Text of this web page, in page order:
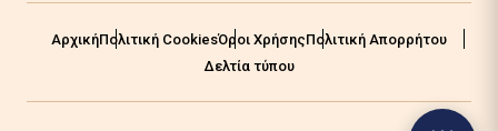
ΑρχικήΠολιτική CookiesΌροι ΧρήσηςΠολιτική Απορρήτου
Δελτία τύπου